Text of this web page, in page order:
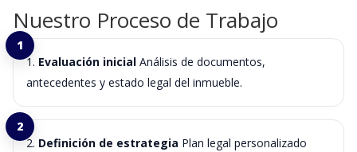
Nuestro Proceso de Trabajo
Evaluación inicial Análisis de documentos,
antecedentes y estado legal del inmueble.
Definición de estrategia Plan legal personalizado